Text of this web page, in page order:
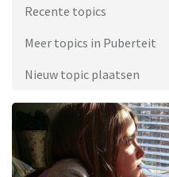
Recente topics
Meer topics in Puberteit
Nieuw topic plaatsen